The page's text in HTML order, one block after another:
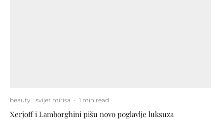
beauty svijet mirisa · 1 min read
Xerjoff i Lamborghini pišu novo poglavlje luksuza